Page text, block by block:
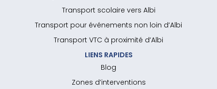
Transport scolaire vers Albi
Transport pour événements non loin d’Albi
Transport VTC à proximité d’Albi
LIENS RAPIDES
Blog
Zones d’interventions